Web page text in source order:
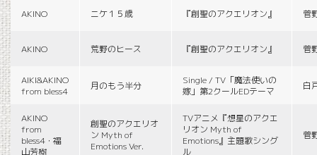
AKINO ニケ１５歳 『創聖のアクエリオン』 菅
AKINO 荒野のヒース 『創聖のアクエリオン』 菅
AIKI&AKINO
from bless4
月のもう半分
Single / TV「魔法使いの
嫁」第2クールEDテーマ
白
AKINO
from
bless4・福
山芳樹
創聖のアクエリオ
ン Myth of
Emotions Ver.
TVアニメ『想星のアクエ
リオン Myth of
Emotions』主題歌シング
ル
菅